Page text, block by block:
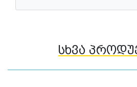
სხვა